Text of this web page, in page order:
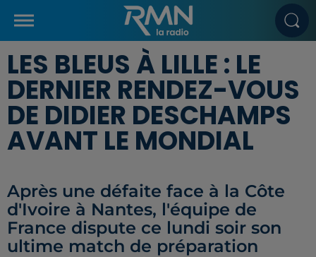
LES BLEUS À LILLE : LE
DERNIER RENDEZ-VOUS
DE DIDIER DESCHAMPS
AVANT LE MONDIAL
Après une défaite face à la Côte
d'Ivoire à Nantes, l'équipe de
France dispute ce lundi soir son
ultime match de préparation